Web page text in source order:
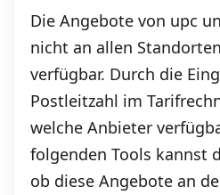
Die Angebote von upc
nicht an allen
verfügbar. Durch die
Postleitzahl im
welche Anbieter
folgenden Tools kannst
ob diese Angebote an